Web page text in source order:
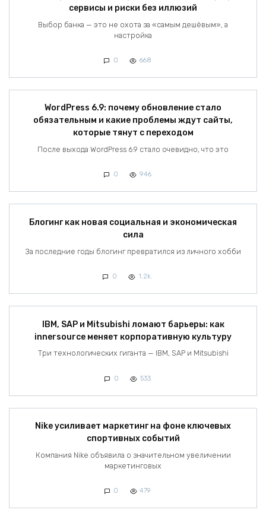
сервисы и риски без иллюзий
Выбор банка — это не охота за «самым дешёвым», а
настройка
0 668
WordPress 6.9: почему обновление стало
обязательным и какие проблемы ждут сайты,
которые тянут с переходом
После выхода WordPress 6.9 стало очевидно, что это
0 946
Блогинг как новая социальная и экономическая
сила
За последние годы блогинг превратился из личного хобби
0 1.2k.
IBM, SAP и Mitsubishi ломают барьеры: как
innersource меняет корпоративную культуру
Три технологических гиганта — IBM, SAP и Mitsubishi
0 533
Nike усиливает маркетинг на фоне ключевых
спортивных событий
Компания Nike объявила о значительном увеличении
маркетинговых
0 479